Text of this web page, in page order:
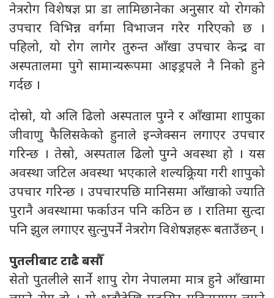
नेत्ररोग विशेषज्ञ प्रा डा लामिछानेका अनुसार यो रोगको
उपचार विभिन्न वर्गमा विभाजन गरेर गरिएको छ ।
पहिलो, यो रोग लागेर तुरुन्त आँखा उपचार केन्द्र वा
अस्पतालमा पुगे सामान्यरूपमा आइड्रपले नै निको हुने
गर्दछ ।
दोस्रो, यो अलि ढिलो अस्पताल पुग्ने र आँखामा शापुका
जीवाणु फैलिसकेको हुनाले इन्जेक्सन लगाएर उपचार
गरिन्छ । तेस्रो, अस्पताल ढिलो पुग्ने अवस्था हो । यस
अवस्था जटिल अवस्था भएकाले शल्यक्र्रिया गरी शापुको
उपचार गरिन्छ । उपचारपछि मानिसमा आँखाको ज्याति
पुरानै अवस्थामा फर्काउन पनि कठिन छ । रातिमा सुत्दा
पनि झुल लगाएर सुत्नुपर्ने नेत्ररोग विशेषज्ञहरू बताउँछन् ।
पुतलीबाट टाढै बसौँ
सेतो पुतलीले सार्ने शापु रोग नेपालमा मात्र हुने आँखामा